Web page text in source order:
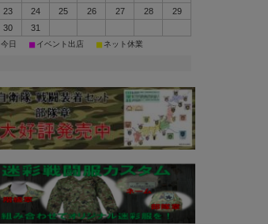
23
24 25 26 27 28
29
30
31
今日 ■ イベント出店 ■ ネット休業